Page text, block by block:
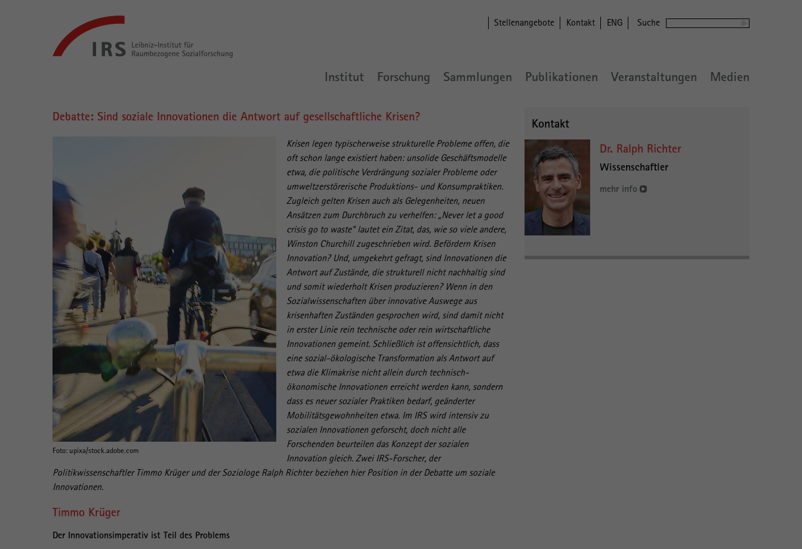
Raumbezogene
Stellenangebote Kontakt ENG Suche
Institut Forschung Sammlungen Publikationen Veranstaltungen Medien
Debatte: Sind soziale Innovationen die Antwort auf gesellschaftliche Krisen?
Foto: upixa/stock.adobe.com
Krisen legen typischerweise strukturelle Probleme offen, die
oft schon lange existiert haben: unsolide Geschäftsmodelle
etwa, die politische Verdrängung sozialer Probleme oder
umweltzerstörerische Produktions- und Konsumpraktiken.
Zugleich gelten Krisen auch als Gelegenheiten, neuen
Ansätzen zum Durchbruch zu verhelfen: „Never let a good
crisis go to waste“ lautet ein Zitat, das, wie so viele andere,
Winston Churchill zugeschrieben wird. Befördern Krisen
Innovation? Und, umgekehrt gefragt, sind Innovationen die
Antwort auf Zustände, die strukturell nicht nachhaltig sind
und somit wiederholt Krisen produzieren? Wenn in den
Sozialwissenschaften über innovative Auswege aus
krisenhaften Zuständen gesprochen wird, sind damit nicht
in erster Linie rein technische oder rein wirtschaftliche
Innovationen gemeint. Schließlich ist offensichtlich, dass
eine sozial-ökologische Transformation als Antwort auf
etwa die Klimakrise nicht allein durch technisch-
ökonomische Innovationen erreicht werden kann, sondern
dass es neuer sozialer Praktiken bedarf, geänderter
Mobilitätsgewohnheiten etwa. Im IRS wird intensiv zu
sozialen Innovationen geforscht, doch nicht alle
Forschenden beurteilen das Konzept der sozialen
Innovation gleich. Zwei IRS-Forscher, der
Politikwissenschaftler Timmo Krüger und der Soziologe Ralph Richter beziehen hier Position in der Debatte um soziale
Innovationen.
Timmo Krüger
Der Innovationsimperativ ist Teil des Problems
Kontakt
Dr. Ralph Richter
Wissenschaftler
mehr info